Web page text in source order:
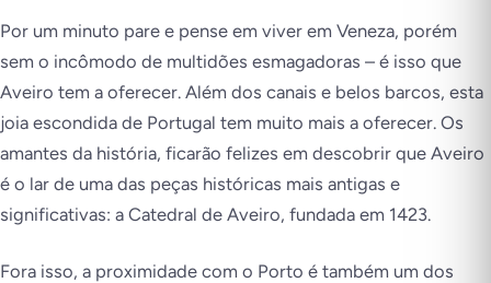
Por um minuto pare e pense em viver em Veneza, porém
sem o incômodo de multidões esmagadoras – é isso que
Aveiro tem a oferecer. Além dos canais e belos barcos, esta
joia escondida de Portugal tem muito mais a oferecer. Os
amantes da história, ficarão felizes em descobrir que Aveiro
é o lar de uma das peças históricas mais antigas e
significativas: a Catedral de Aveiro, fundada em 1423.
Fora isso, a proximidade com o Porto é também um dos